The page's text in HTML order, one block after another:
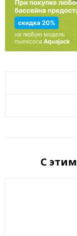
С